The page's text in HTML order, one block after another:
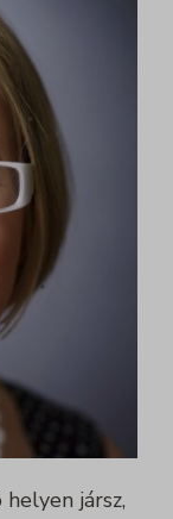
helyen jársz,